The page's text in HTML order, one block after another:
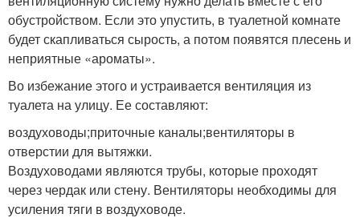
обустройством. Если это упустить, в туалетной комнате
будет скапливаться сырость, а потом появятся плесень и
неприятные «ароматы».
Во избежание этого и устраивается вентиляция из
туалета на улицу. Ее составляют:
воздуховоды;приточные каналы;вентиляторы в
отверстии для вытяжки.
Воздуховодами являются трубы, которые проходят
через чердак или стену. Вентиляторы необходимы для
усиления тяги в воздуховоде.